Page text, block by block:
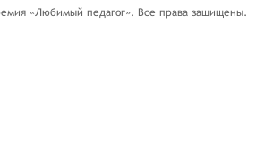
«Любимый педагог». Все права защищены.